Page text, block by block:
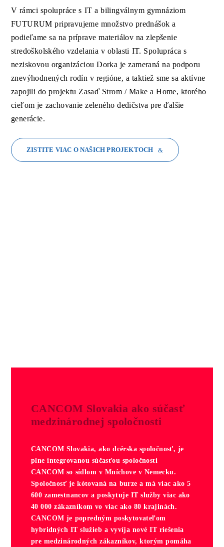
V rámci spolupráce s IT a bilingválnym gymnáziom
FUTURUM pripravujeme množstvo prednášok a
podieľame sa na príprave materiálov na zlepšenie
stredoškolského vzdelania v oblasti IT. Spolupráca s
neziskovou organizáciou Dorka je zameraná na podporu
znevýhodnených rodín v regióne, a taktiež sme sa aktívne
zapojili do projektu Zasaď Strom / Make a Home, ktorého
cieľom je zachovanie zeleného dedičstva pre ďalšie
generácie.
ZISTITE VIAC O NAŠICH PROJEKTOCH
CANCOM Slovakia ako súčasť
medzinárodnej spoločnosti
CANCOM Slovakia, ako dcérska spoločnosť, je
plne integrovanou súčasťou spoločnosti
CANCOM so sídlom v Mníchove v Nemecku.
Spoločnosť je kótovaná na burze a má viac ako 5
600 zamestnancov a poskytuje IT služby viac ako
40 000 zákazníkom vo viac ako 80 krajinách.
CANCOM je popredným poskytovateľom
hybridných IT služieb a vyvíja nové IT riešenia
pre medzinárodných zákazníkov, ktorým pomáha